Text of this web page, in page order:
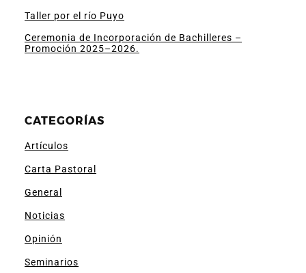
Taller por el río Puyo
Ceremonia de Incorporación de Bachilleres –
Promoción 2025–2026.
CATEGORÍAS
Artículos
Carta Pastoral
General
Noticias
Opinión
Seminarios